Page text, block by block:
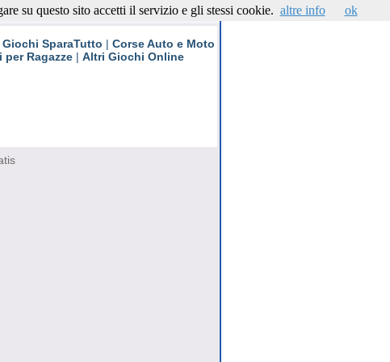
Contattaci
Giochi SparaTutto | Corse Auto e Moto
per Ragazze| Altri Giochi Online
su questo sito accetti il servizio e gli stessi cookie. altre info ok